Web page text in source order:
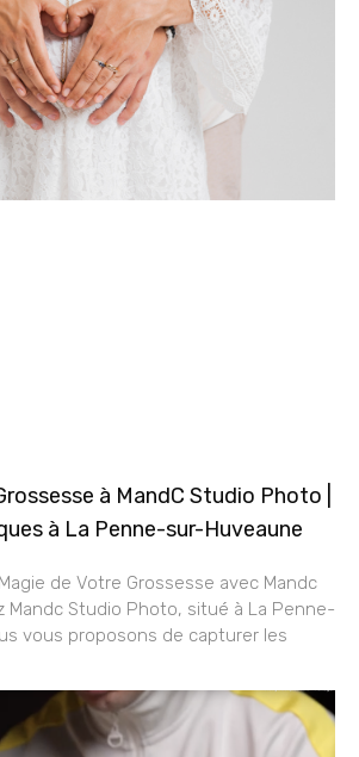
à MandC Studio Photo |
à La Penne-sur-Huveaune
de Votre Grossesse avec Mandc
Mandc Studio Photo, situé à La Penne-
vous proposons de capturer les